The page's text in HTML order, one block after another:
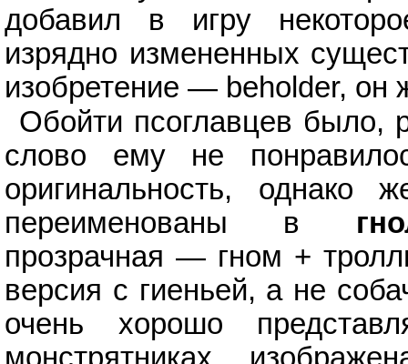
добавил в игру
изрядно измененных
изобретение — beholder, он
Обойти псоглавцев было,
слово ему не
оригинальность, однако
переименованы в
прозрачная — гном +
версия с гиеньей, а не
очень хорошо